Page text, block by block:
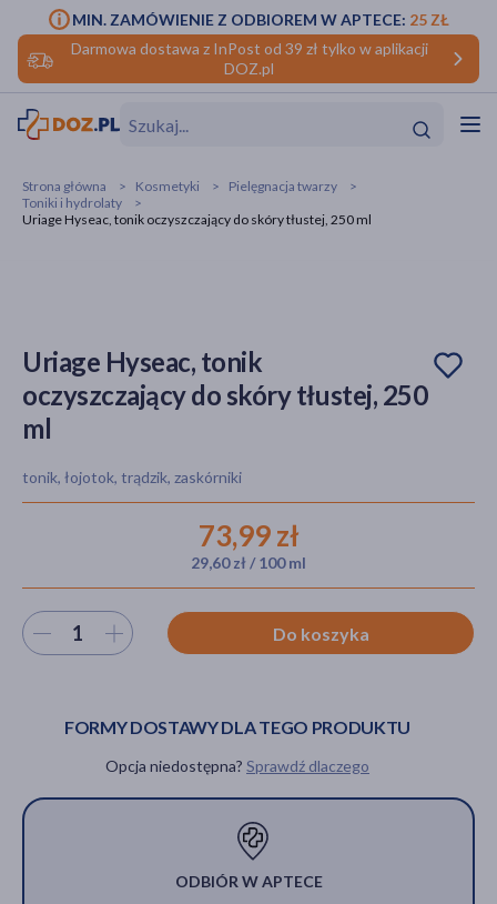
Darmowa dostawa z InPost od 39 zł tylko w aplikacji
DOZ.pl
MIN. ZAMÓWIENIE Z ODBIOREM W APTECE: 25 ZŁ
Strona główna Kosmetyki
Pielęgnacja twarzy
Toniki i hydrolaty
Uriage Hyseac, tonik oczyszczający do skóry tłustej, 250 ml
Uriage Hyseac, tonik
oczyszczający do skóry tłustej, 250
ml
tonik, łojotok, trądzik, zaskórniki
73,99 zł
29,60 zł / 100 ml
Wybierz ilość Do koszyka
FORMY DOSTAWY DLA TEGO PRODUKTU
Opcja niedostępna? Sprawdź dlaczego
ODBIÓR W APTECE